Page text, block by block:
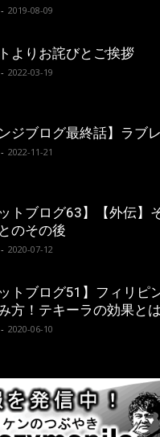
- 2019-08-09
よりお詫びとご挨拶
- 2022-03-19
ンジブログ最終話】ラブ
- 2022-11-21
ットブログ63】【外伝
のその後
- 2020-07-12
ットブログ51】フィリピ
方！テキーラの効果と
- 2020-06-10